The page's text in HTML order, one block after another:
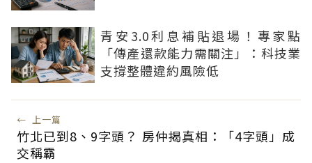
青安3.0利息補貼退場！專家點
「傳產還款能力需關注」：科技業
支撐整體違約風險低
← 上一篇
竹北已到8、9字頭？ 房仲揭真相：「4字頭」成
交稱霸